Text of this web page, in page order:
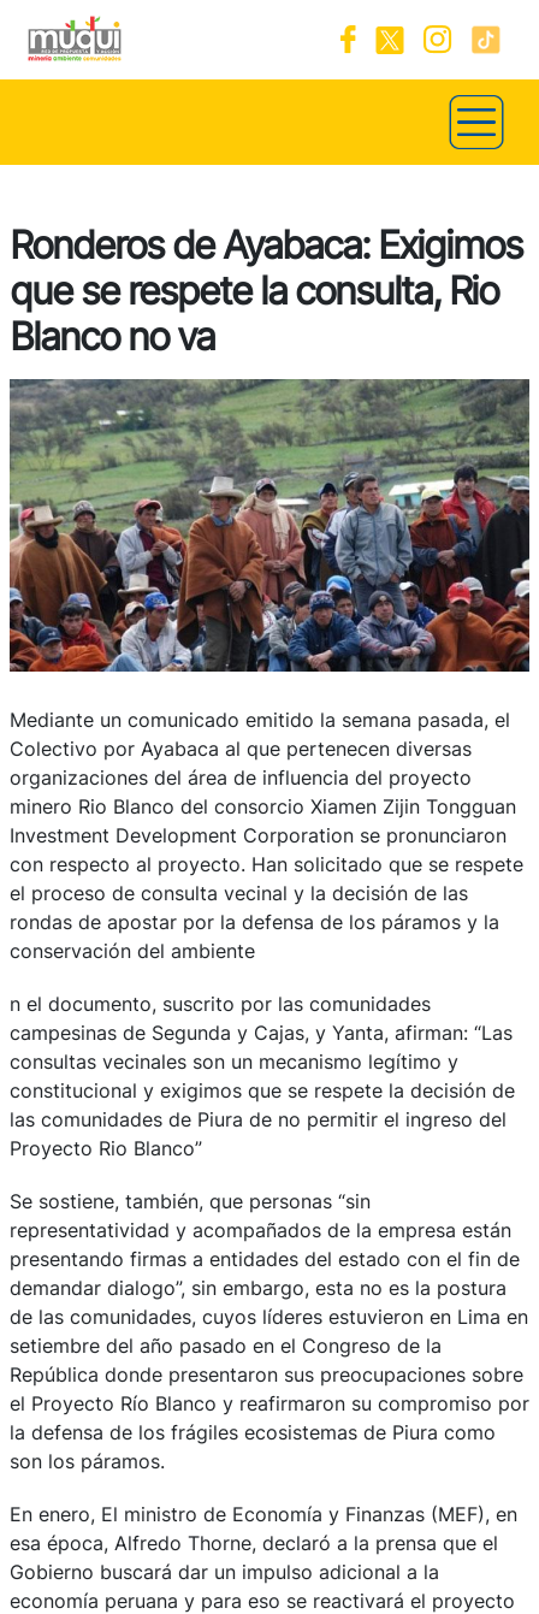
Ronderos de Ayabaca: Exigimos
que se respete la consulta, Rio
Blanco no va
Mediante un comunicado emitido la semana pasada, el
Colectivo por Ayabaca al que pertenecen diversas
organizaciones del área de influencia del proyecto
minero Rio Blanco del consorcio Xiamen Zijin Tongguan
Investment Development Corporation se pronunciaron
con respecto al proyecto. Han solicitado que se respete
el proceso de consulta vecinal y la decisión de las
rondas de apostar por la defensa de los páramos y la
conservación del ambiente
n el documento, suscrito por las comunidades
campesinas de Segunda y Cajas, y Yanta, afirman: “Las
consultas vecinales son un mecanismo legítimo y
constitucional y exigimos que se respete la decisión de
las comunidades de Piura de no permitir el ingreso del
Proyecto Rio Blanco”
Se sostiene, también, que personas “sin
representatividad y acompañados de la empresa están
presentando firmas a entidades del estado con el fin de
demandar dialogo”, sin embargo, esta no es la postura
de las comunidades, cuyos líderes estuvieron en Lima en
setiembre del año pasado en el Congreso de la
República donde presentaron sus preocupaciones sobre
el Proyecto Río Blanco y reafirmaron su compromiso por
la defensa de los frágiles ecosistemas de Piura como
son los páramos.
En enero, El ministro de Economía y Finanzas (MEF), en
esa época, Alfredo Thorne, declaró a la prensa que el
Gobierno buscará dar un impulso adicional a la
economía peruana y para eso se reactivará el proyecto